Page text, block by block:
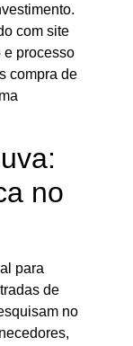
com site
e processo
compra de
no
para
de
no